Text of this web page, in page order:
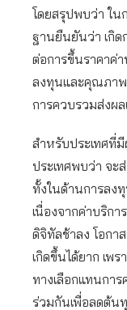
โดยสรุปพบว่า ใน
ฐานยืนยันว่า เกิด
ต่อการขึ้นราคาค่
ลงทุนและคุณภาพ
การควบรวมส่งผล
สำหรับประเทศที่มี
ประเทศพบว่า จะ
ทั้งในด้านการลง
เนื่องจากค่าบริก
ดิจิทัลช้าลง โอกา
เกิดขึ้นได้ยาก เพ
ทางเลือกแทนการ
ร่วมกันเพื่อลดต้น